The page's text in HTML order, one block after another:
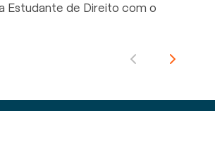
Estudante de Direito com o